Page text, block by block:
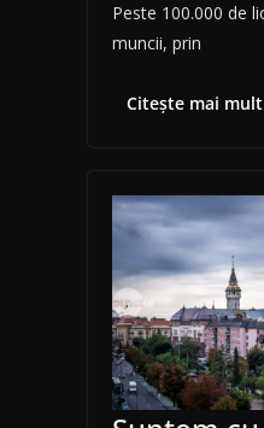
Peste 100.000 de
muncii, prin
Citește mai mult